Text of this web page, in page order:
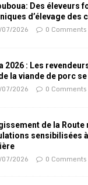
Des éleveurs
d’élevage des
07/2026 0 Comments
2026 : Les
la viande de porc
07/2026 0 Comments
de la Route
sensibilisées
07/2026 0 Comments